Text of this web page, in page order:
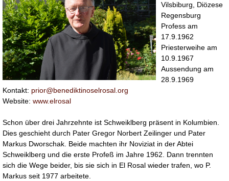
Vilsbiburg, Diözese
Regensburg
Profess am
17.9.1962
Priesterweihe am
10.9.1967
Aussendung am
28.9.1969
Kontakt: prior@benediktinoselrosal.org
Website: www.elrosal
Schon über drei Jahrzehnte ist Schweiklberg präsent in Kolumbien.
Dies geschieht durch Pater Gregor Norbert Zeilinger und Pater
Markus Dworschak. Beide machten ihr Noviziat in der Abtei
Schweiklberg und die erste Profeß im Jahre 1962. Dann trennten
sich die Wege beider, bis sie sich in El Rosal wieder trafen, wo P.
Markus seit 1977 arbeitete.